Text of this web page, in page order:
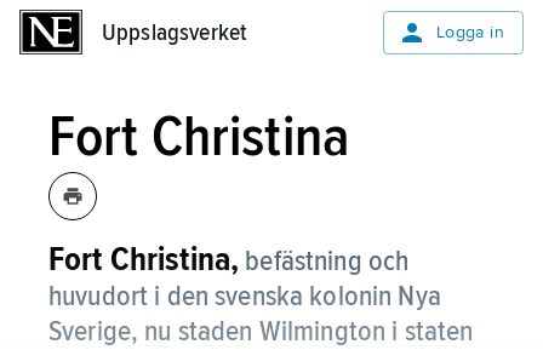
Uppslagsverket Logga in
Fort Christina
Fort Christina, befästning och
huvudort i den svenska kolonin Nya
Sverige, nu staden Wilmington i staten